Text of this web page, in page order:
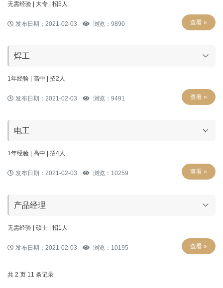
无需经验 | 大专 | 招5人
发布日期：2021-02-03 浏览：9890 查看 »
焊工
1年经验 | 高中 | 招2人
发布日期：2021-02-03 浏览：9491 查看 »
电工
1年经验 | 高中 | 招4人
发布日期：2021-02-03 浏览：10259 查看 »
产品经理
无需经验 | 硕士 | 招1人
发布日期：2021-02-03 浏览：10195 查看 »
共 2 页 11 条记录